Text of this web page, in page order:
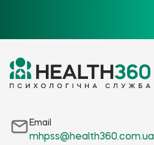
Email
mhpss@health360.com.ua